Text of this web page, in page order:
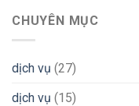
CHUYÊN MỤC
dịch vụ (27)
dịch vụ (15)